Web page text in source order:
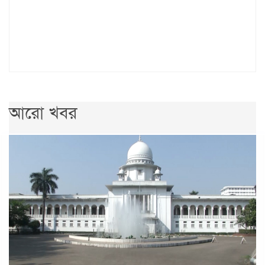
আরো খবর